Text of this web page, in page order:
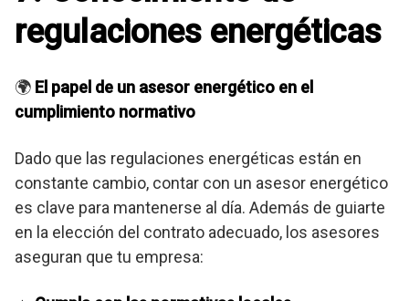
regulaciones energéticas
🌍 El papel de un asesor energético en el
cumplimiento normativo
Dado que las regulaciones energéticas están en
constante cambio, contar con un asesor energético
es clave para mantenerse al día. Además de guiarte
en la elección del contrato adecuado, los asesores
aseguran que tu empresa: